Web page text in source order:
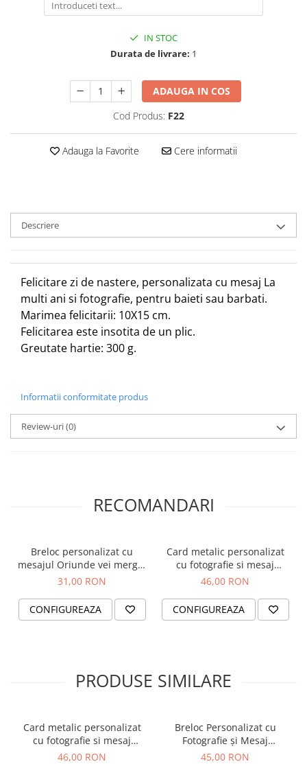
IN STOC
Durata de livrare: 1
ADAUGA IN COS
Cod Produs: F22
Adauga la Favorite Cere informatii
Descriere
Felicitare zi de nastere, personalizata cu mesaj La
multi ani si fotografie, pentru baieti sau barbati.
Marimea felicitarii: 10X15 cm.
Felicitarea este insotita de un plic.
Greutate hartie: 300 g.
Informatii conformitate produs
Review-uri(0)
RECOMANDARI
Breloc personalizat cu
mesajul Oriunde vei merge,
nu uita sa te intorci mereu
dreptunghi din aluminiu
31,00 RON
CONFIGUREAZA
Card metalic personalizat
cu fotografie si mesaj
gravat, insertie portofel,
46,00 RON
CONFIGUREAZA
PRODUSE SIMILARE
Card metalic personalizat
cu fotografie si mesaj
gravat, insertie portofel,
46,00 RON
Breloc Personalizat cu
Fotografie și Mesaj
Imprimat – Cadou
45,00 RON